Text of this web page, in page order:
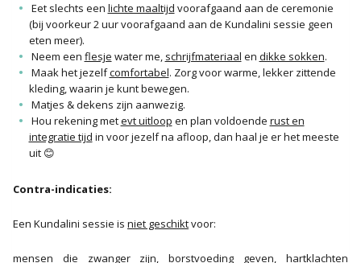
Eet slechts een lichte maaltijd voorafgaand aan de ceremonie
(bij voorkeur 2 uur voorafgaand aan de Kundalini sessie geen
eten meer).
Neem een flesje water me, schrijfmateriaal en dikke sokken.
Maak het jezelfcomfortabel. Zorg voor warme, lekker zittende
kleding, waarin je kunt bewegen.
Matjes & dekens zijn aanwezig.
Hou rekening metevt uitloop en plan voldoende rust en
integratie tijd in voor jezelf na afloop, dan haal je er het meeste
uit 😊
Contra-indicaties:
Een Kundalini sessie is niet geschiktvoor:
mensen die zwanger zijn, borstvoeding geven, hartklachten